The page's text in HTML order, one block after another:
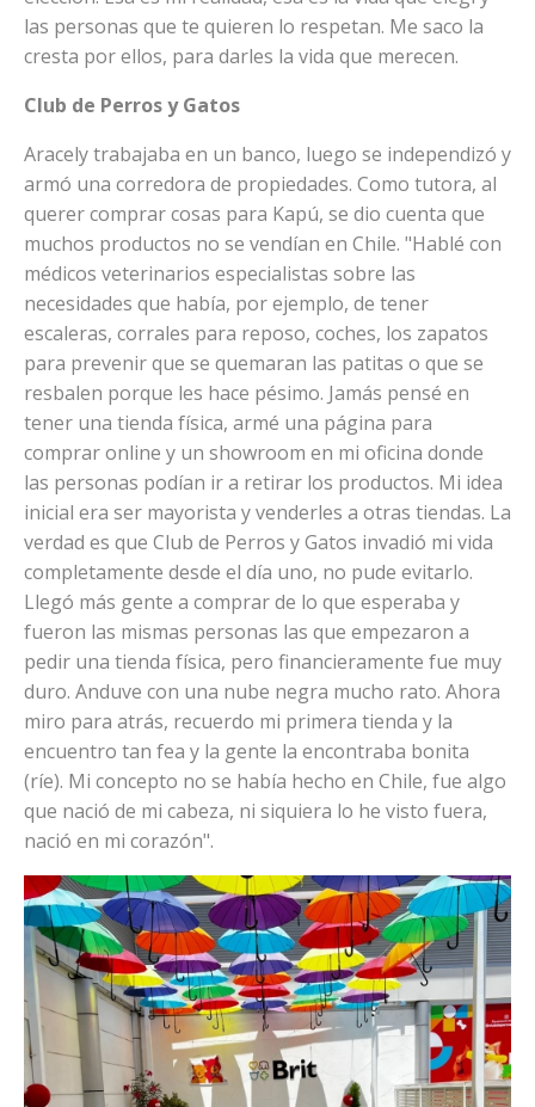
las personas que te quieren lo respetan. Me saco la
cresta por ellos, para darles la vida que merecen.
Club de Perros y Gatos
Aracely trabajaba en un banco, luego se independizó y
armó una corredora de propiedades. Como tutora, al
querer comprar cosas para Kapú, se dio cuenta que
muchos productos no se vendían en Chile. "Hablé con
médicos veterinarios especialistas sobre las
necesidades que había, por ejemplo, de tener
escaleras, corrales para reposo, coches, los zapatos
para prevenir que se quemaran las patitas o que se
resbalen porque les hace pésimo. Jamás pensé en
tener una tienda física, armé una página para
comprar online y un showroom en mi oficina donde
las personas podían ir a retirar los productos. Mi idea
inicial era ser mayorista y venderles a otras tiendas. La
verdad es que Club de Perros y Gatos invadió mi vida
completamente desde el día uno, no pude evitarlo.
Llegó más gente a comprar de lo que esperaba y
fueron las mismas personas las que empezaron a
pedir una tienda física, pero financieramente fue muy
duro. Anduve con una nube negra mucho rato. Ahora
miro para atrás, recuerdo mi primera tienda y la
encuentro tan fea y la gente la encontraba bonita
(ríe). Mi concepto no se había hecho en Chile, fue algo
que nació de mi cabeza, ni siquiera lo he visto fuera,
nació en mi corazón".